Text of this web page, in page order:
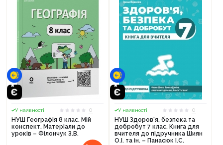
У наявності
0
НУШ Географія 8 клас. Мій
конспект. Матеріали до
уроків – Філончук З.В.
У наявності
0
НУШ Здоров'я, безпека та
добробут 7 клас. Книга для
вчителя до підручника Шиян
О.І. та ін. – Панасюк І.С.